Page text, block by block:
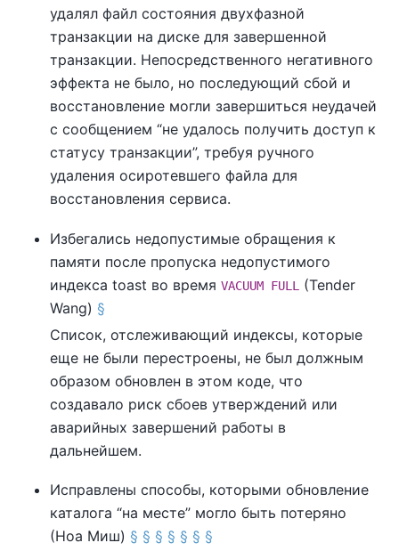
удалял файл состояния двухфазной
транзакции на диске для завершенной
транзакции. Непосредственного негативного
эффекта не было, но последующий сбой и
восстановление могли завершиться неудачей
с сообщением “не удалось получить доступ к
статусу транзакции”, требуя ручного
удаления осиротевшего файла для
восстановления сервиса.
Избегались недопустимые обращения к
памяти после пропуска недопустимого
индекса toast во время VACUUM FULL
(Tender
Wang) §
Список, отслеживающий индексы, которые
еще не были перестроены, не был должным
образом обновлен в этом коде, что
создавало риск сбоев утверждений или
аварийных завершений работы в
дальнейшем.
Исправлены способы, которыми обновление
каталога “на месте” могло быть потеряно
(Ноа Миш) § § § § § § §